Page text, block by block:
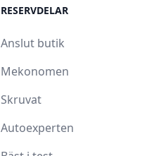
RESERVDELAR
Anslut butik
Mekonomen
Skruvat
Autoexperten